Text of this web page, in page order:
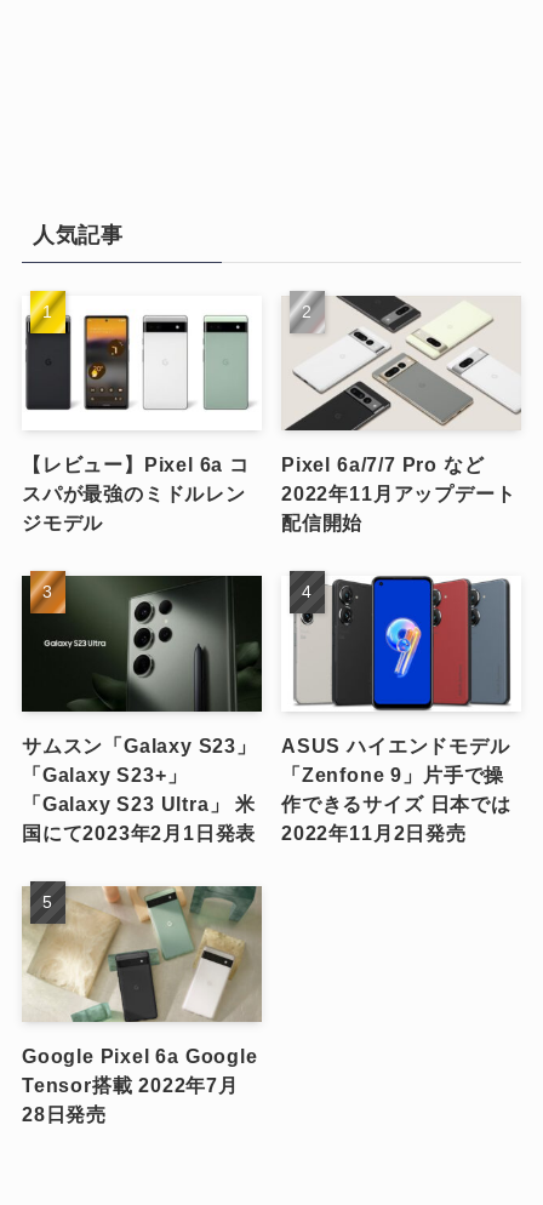
人気記事
【レビュー】Pixel 6a コ
スパが最強のミドルレン
ジモデル
Pixel 6a/7/7 Pro など
2022年11月アップデート
配信開始
サムスン「Galaxy S23」
「Galaxy S23+」
「Galaxy S23 Ultra」 米
国にて2023年2月1日発表
ASUS ハイエンドモデル
「Zenfone 9」片手で操
作できるサイズ 日本では
2022年11月2日発売
Google Pixel 6a Google
Tensor搭載 2022年7月
28日発売